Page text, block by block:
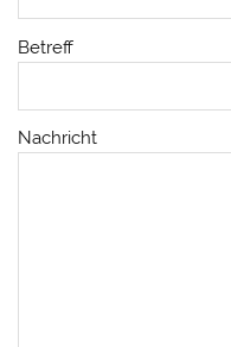
Betreff
Nachricht